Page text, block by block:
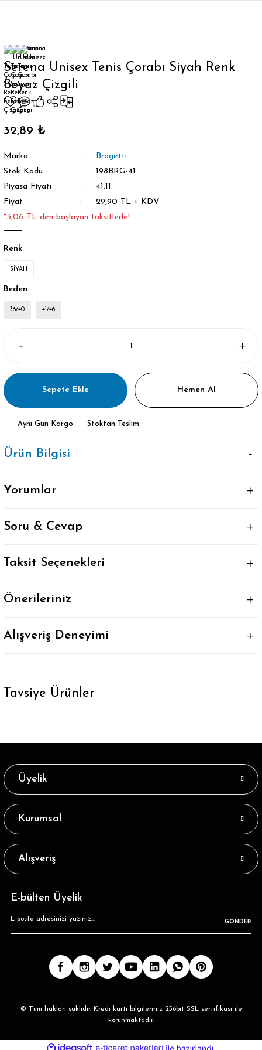
Serena Unisex Tenis Çorabı Siyah Renk
Beyaz Çizgili
32,89 ₺
Marka
Brogetti
Stok Kodu
198BRG-41
Piyasa Fiyatı
41.11
Fiyat
29,90 TL + KDV
*3,06 TL den başlayan taksitlerle!
Renk
SİYAH
Beden
36/40 41/46
Sepete Ekle Hemen Al
Aynı Gün Kargo Stoktan Teslim
Ürün Bilgisi
Yorumlar
Soru & Cevap
Taksit Seçenekleri
Önerileriniz
Alışveriş Deneyimi
Tavsiye Ürünler
Serena Beyaz Renk Siyah Çizgili Erkek Tenis Çorap
Üyelik
Kurumsal
Alışveriş
E-bülten Üyelik
GÖNDER
© Tüm hakları saklıdır. Kredi kartı bilgileriniz 256bit SSL sertifikası ile
korunmaktadır.
ideasoft e-